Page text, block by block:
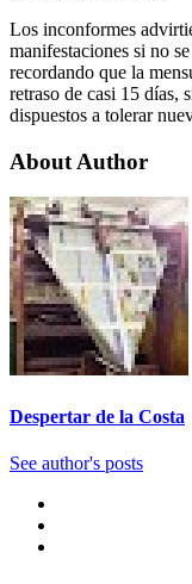
Los inconformes
manifestaciones si no
recordando que la
retraso de casi 15 días,
dispuestos a tolerar
About Author
Despertar de la Costa
See author's posts